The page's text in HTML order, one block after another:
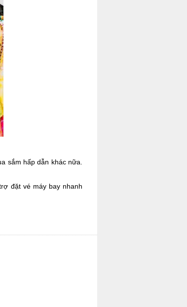
sắm hấp dẫn khác nữa.
đặt vé máy bay nhanh